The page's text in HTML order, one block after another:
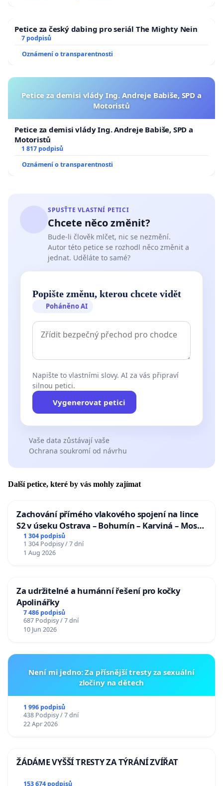
Petice za český dabing pro seriál The Mighty Nein
7 podpisů
Oznámení o transparentnosti
Petice za demisi vlády Ing. Andreje Babiše, SPD a
Motoristů
Petice za demisi vlády Ing. Andreje Babiše, SPD a
Motoristů
1 817 podpisů
Oznámení o transparentnosti
SPUSŤTE VLASTNÍ PETICI
Chcete něco změnit?
Bude-li člověk mlčet, nic se nezmění.
Autor této petice se rozhodl něco změnit a
jednat. Uděláte to samé?
Popište změnu, kterou chcete vidět
Poháněno AI
Napište to vlastními slovy. AI za vás připraví
silnou petici.
Vygenerovat petici
Vaše data zůstávají vaše
Ochrana soukromí od návrhu
Další petice, které by vás mohly zajímat
Zachování přímého vlakového spojení na lince
S2 v úseku Ostrava – Bohumín – Karviná – Mosty
u Jablunkova
1 304 podpisů
1 304 Podpisy / 7 dní
1 Aug 2026
Za udržitelné a humánní řešení pro kočky
Apolinářky
7 486 podpisů
687 Podpisy / 7 dní
10 Jun 2026
Není mi jedno: Za přísnější tresty za sexuální
zločiny na dětech
1 996 podpisů
438 Podpisy / 7 dní
22 Apr 2026
ŽÁDÁME VYŠŠÍ TRESTY ZA TÝRÁNÍ ZVÍŘAT
153 674 podpisů